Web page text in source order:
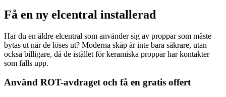
Få en ny elcentral installerad
Har du en äldre elcentral som använder sig av proppar som måste
bytas ut när de löses ut? Moderna skåp är inte bara säkrare, utan
också billigare, då de istället för keramiska proppar har kontakter
som fälls upp.
Använd ROT-avdraget och få en gratis offert